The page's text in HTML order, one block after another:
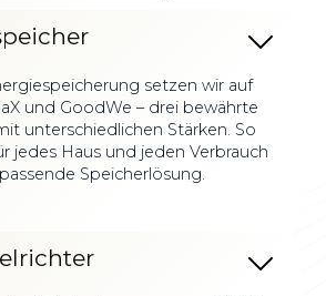
setzen wir auf
und GoodWe – drei bewährte
unterschiedlichen Stärken. So
jedes Haus und jeden Verbrauch
Speicherlösung.